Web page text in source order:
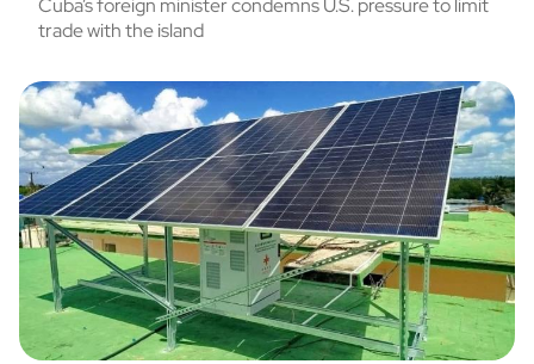
Cuba’s foreign minister condemns U.S. pressure to limit
trade with the island